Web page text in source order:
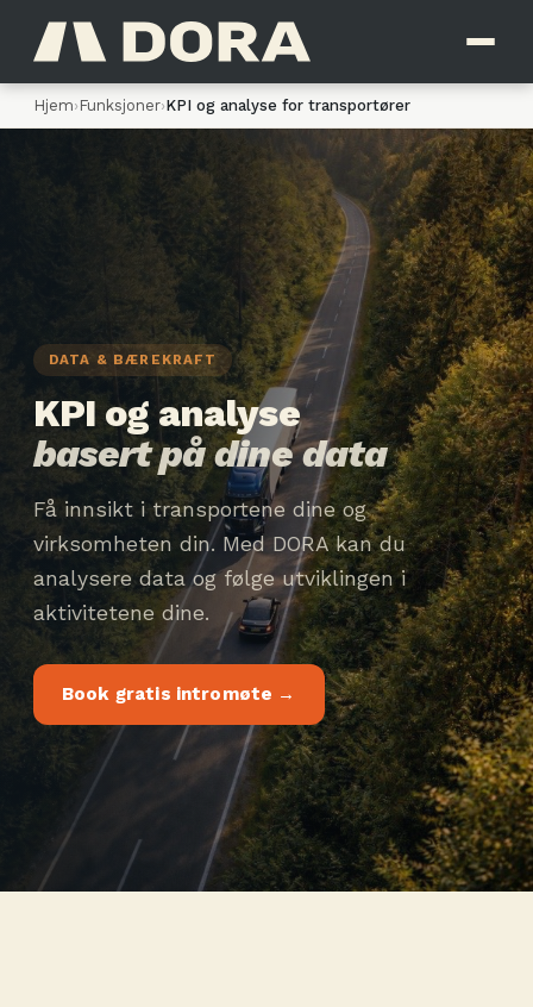
Hjem› Funksjoner›KPI og analyse for transportører
DATA & BÆREKRAFT
KPI og analyse
basert på dine data
Få innsikt i transportene dine og
virksomheten din. Med DORA kan du
analysere data og følge utviklingen i
aktivitetene dine.
Book gratis intromøte →